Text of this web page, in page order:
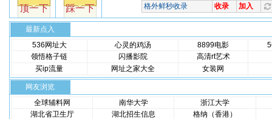
最新点入
536网址大
心灵的鸡汤 8899电影
领悟格子链
闪播影院
高清rt艺术
买ip流量
网址之家大全 女装网
网友浏览
全球辅料网
南华大学
浙江大学
湖北省卫生厅
湖北招生信息
格纳（香港）